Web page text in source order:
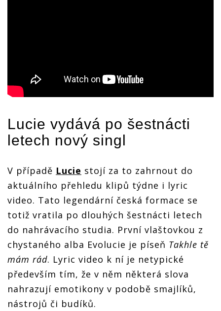
Lucie vydává po šestnácti
letech nový singl
V případě Lucie stojí za to zahrnout do
aktuálního přehledu klipů týdne i lyric
video. Tato legendární česká formace se
totiž vratila po dlouhých šestnácti letech
do nahrávacího studia. První vlaštovkou z
chystaného alba Evolucie je píseň Takhle tě
mám rád. Lyric video k ní je netypické
především tím, že v něm některá slova
nahrazují emotikony v podobě smajlíků,
nástrojů či budíků.